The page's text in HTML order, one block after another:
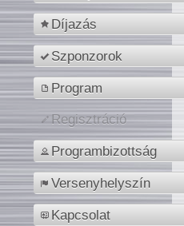
Díjazás
Szponzorok
Program
Regisztráció
Programbizottság
Versenyhelyszín
Kapcsolat